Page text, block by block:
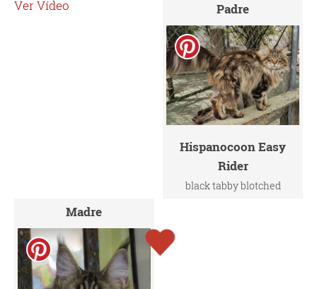
Ver Vídeo Padre
Hispanocoon Easy
Rider
black tabby blotched
Madre